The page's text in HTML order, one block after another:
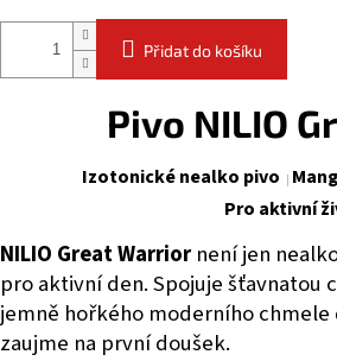
Přidat do košíku
Pivo NILIO
Izotonické nealko pivo
Pro aktivní
NILIO Great Warriornení jen
pro aktivní den. Spojuje šťavnatou
jemně hořkého moderního
zaujme na první doušek.